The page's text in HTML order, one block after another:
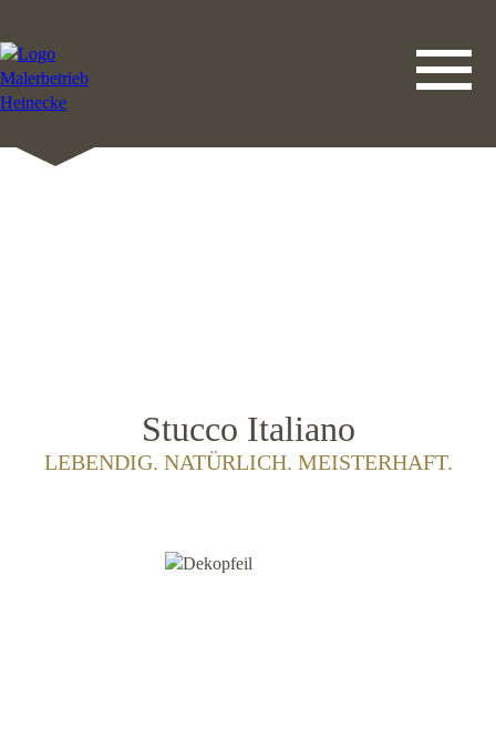
Stucco Italiano
LEBENDIG. NATÜRLICH. MEISTERHAFT.